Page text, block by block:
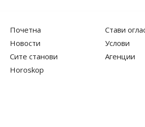
Почетна Стави
Новости
Услови
Сите станови
Агенции
Horoskop